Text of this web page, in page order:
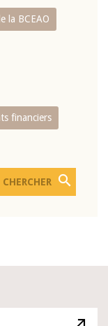
la BCEAO
financiers